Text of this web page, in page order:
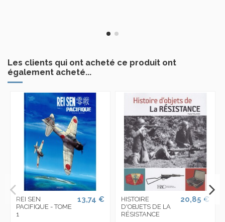
Les clients qui ont acheté ce produit ont
également acheté...
REI SEN
PACIFIQUE - TOME
1
13,74 €
HISTOIRE
D'OBJETS DE LA
RÉSISTANCE
20,85 €